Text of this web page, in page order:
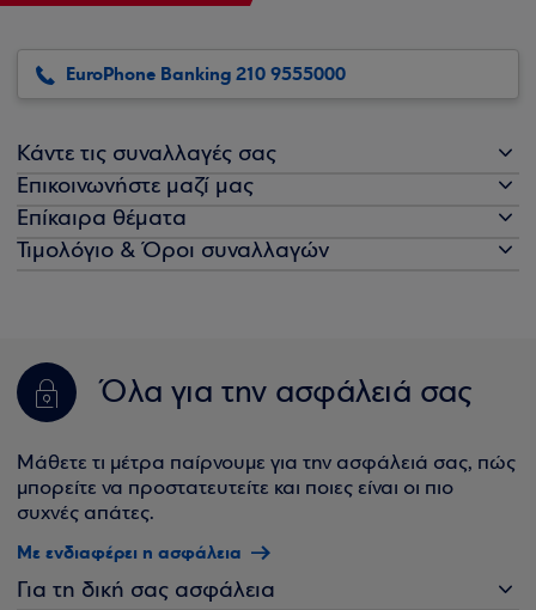
EuroPhone Banking 210 9555000
Κάντε τις συναλλαγές σας
Επικοινωνήστε μαζί μας
Επίκαιρα θέματα
Τιμολόγιο & Όροι συναλλαγών
Όλα για την ασφάλειά σας
Μάθετε τι μέτρα παίρνουμε για την ασφάλειά σας, πώς
μπορείτε να προστατευτείτε και ποιες είναι οι πιο
συχνές απάτες.
Με ενδιαφέρει η ασφάλεια
Για τη δική σας ασφάλεια